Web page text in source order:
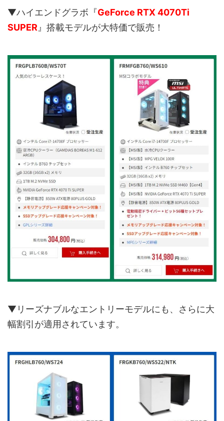
▼ハイエンドグラボ『GeForce RTX 4070Ti
SUPER 』搭載モデルが大特価で販売！
▼リーズナブルなエントリーモデルにも、さらに大
幅割引が適用されています。